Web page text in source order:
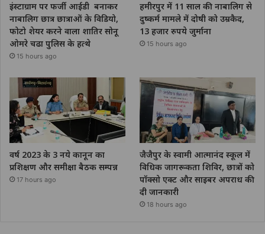
इंस्टाग्राम पर फर्जी आईडी बनाकर
नाबालिग छात्र छात्राओं के विडियो,
फोटो शेयर करने वाला शातिर सोनू
ओमरे चढा पुलिस के हत्थे
15 hours ago
हमीरपुर में 11 साल की नाबालिग से
दुष्कर्म मामले में दोषी को उम्रकैद,
13 हजार रुपये जुर्माना
15 hours ago
वर्ष 2023 के 3 नये कानून का
प्रशिक्षण और समीक्षा बैठक सम्पन्न
17 hours ago
जैजैपुर के स्वामी आत्मानंद स्कूल में
विधिक जागरूकता शिविर, छात्रों को
पॉक्सो एक्ट और साइबर अपराध की
दी जानकारी
18 hours ago